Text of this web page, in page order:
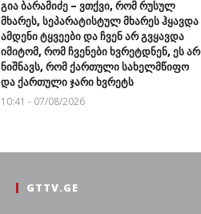
გია ბარამიძე – ვთქვი, რომ რუსულ
მხარეს, სეპარატისტულ მხარეს ჰყავდა
ამდენი ტყვეები და ჩვენ არ გვყავდა
იმიტომ, რომ ჩვენები ხვრეტდნენ, ეს არ
ნიშნავს, რომ ქართული სახელმწიფო
და ქართული ჯარი ხვრეტს
10:41 - 07/08/2026
GTTV.GE